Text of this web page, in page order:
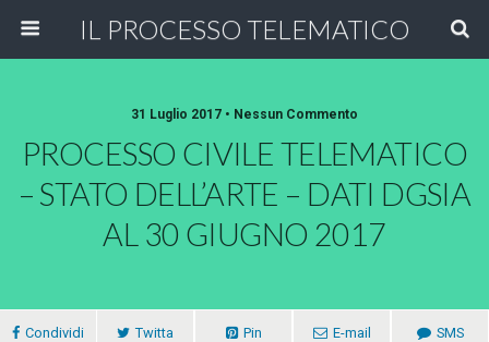
IL PROCESSO TELEMATICO
31 Luglio 2017 • Nessun Commento
PROCESSO CIVILE TELEMATICO
– STATO DELL’ARTE – DATI DGSIA
AL 30 GIUGNO 2017
Condividi Twitta Pin E-mail SMS